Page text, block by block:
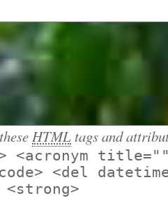
HTML tags and
<del